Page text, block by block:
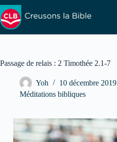
Passer
au
contenu
Passage de relais : 2 Timothée 2.1-7
Yoh
10 décembre 2019
Méditations bibliques